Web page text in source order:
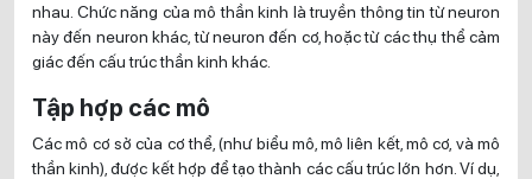
nhau. Chức năng của mô thần kinh là truyền thông tin từ neuron
này đến neuron khác, từ neuron đến cơ, hoặc từ các thụ thể cảm
giác đến cấu trúc thần kinh khác.
Tập hợp các mô
Các mô cơ sở của cơ thể, (như biểu mô, mô liên kết, mô cơ, và mô
thần kinh), được kết hợp để tạo thành các cấu trúc lớn hơn. Ví dụ,